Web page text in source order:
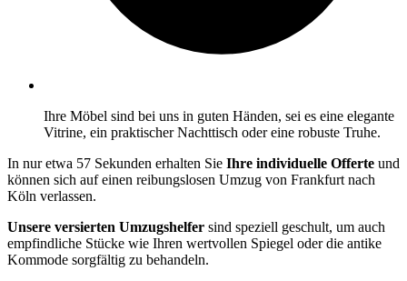
Ihre Möbel sind bei uns in guten Händen, sei es eine elegante
Vitrine, ein praktischer Nachttisch oder eine robuste Truhe.
In nur etwa 57 Sekunden erhalten Sie Ihre individuelle Offerte und
können sich auf einen reibungslosen Umzug von Frankfurt nach
Köln verlassen.
Unsere versierten Umzugshelfer sind speziell geschult, um auch
empfindliche Stücke wie Ihren wertvollen Spiegel oder die antike
Kommode sorgfältig zu behandeln.